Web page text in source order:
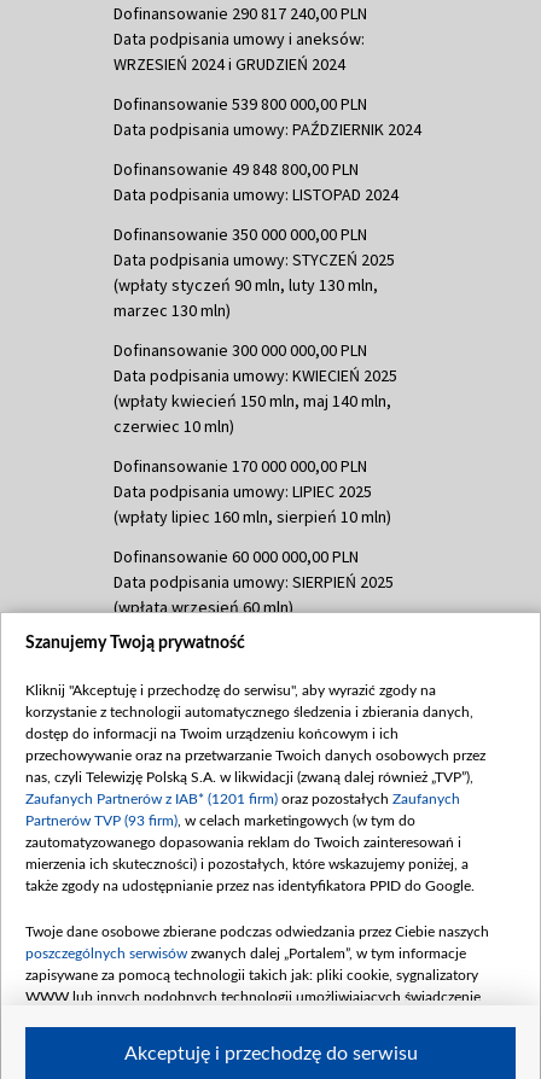
Dofinansowanie 290 817 240,00 PLN
Data podpisania umowy i aneksów:
WRZESIEŃ 2024 i GRUDZIEŃ 2024
Dofinansowanie 539 800 000,00 PLN
Data podpisania umowy: PAŹDZIERNIK 2024
Dofinansowanie 49 848 800,00 PLN
Data podpisania umowy: LISTOPAD 2024
Dofinansowanie 350 000 000,00 PLN
Data podpisania umowy: STYCZEŃ 2025
(wpłaty styczeń 90 mln, luty 130 mln,
marzec 130 mln)
Dofinansowanie 300 000 000,00 PLN
Data podpisania umowy: KWIECIEŃ 2025
(wpłaty kwiecień 150 mln, maj 140 mln,
czerwiec 10 mln)
Dofinansowanie 170 000 000,00 PLN
Data podpisania umowy: LIPIEC 2025
(wpłaty lipiec 160 mln, sierpień 10 mln)
Dofinansowanie 60 000 000,00 PLN
Data podpisania umowy: SIERPIEŃ 2025
(wpłata wrzesień 60 mln)
Dofinansowanie 635 783 051,21 PLN
(wpłata wrzesień 100 mln, październik 350
mln, listopad 265 mln)
Dofinansowanie 48 862 000,00 PLN
Data podpisania umowy: GRUDZIEŃ 2025
(wpłata grudzień 60,548 mln)
Dofinansowanie 900 000 000,00 PLN
Data podpisania umowy: LUTY 2026 (wpłata
kwiecień 180 mln, 7 maja 180 mln, 8
czerwca 90 mln)
Dofinansowanie 250 000 000,00 PLN
4 sierpnia 250 mln
Szanujemy Twoją prywatność
Kliknij "Akceptuję i przechodzę do serwisu", aby wyrazić zgody na
korzystanie z technologii automatycznego śledzenia i zbierania danych,
dostęp do informacji na Twoim urządzeniu końcowym i ich
przechowywanie oraz na przetwarzanie Twoich danych osobowych przez
nas, czyli Telewizję Polską S.A. w likwidacji (zwaną dalej również „TVP”),
Zaufanych Partnerów z IAB* (1201 firm) oraz pozostałych Zaufanych
Partnerów TVP (93 firm) , w celach marketingowych (w tym do
zautomatyzowanego dopasowania reklam do Twoich zainteresowań i
mierzenia ich skuteczności) i pozostałych, które wskazujemy poniżej, a
także zgody na udostępnianie przez nas identyfikatora PPID do Google.
Twoje dane osobowe zbierane podczas odwiedzania przez Ciebie naszych
poszczególnych serwisów zwanych dalej „Portalem”, w tym informacje
zapisywane za pomocą technologii takich jak: pliki cookie, sygnalizatory
WWW lub innych podobnych technologii umożliwiających świadczenie
Akceptuję i przechodzę do serwisu